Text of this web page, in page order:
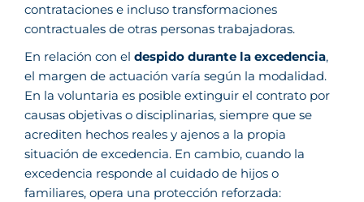
contrataciones e incluso transformaciones
contractuales de otras personas trabajadoras.
En relación con el despido durante la excedencia,
el margen de actuación varía según la modalidad.
En la voluntaria es posible extinguir el contrato por
causas objetivas o disciplinarias, siempre que se
acrediten hechos reales y ajenos a la propia
situación de excedencia. En cambio, cuando la
excedencia responde al cuidado de hijos o
familiares, opera una protección reforzada: